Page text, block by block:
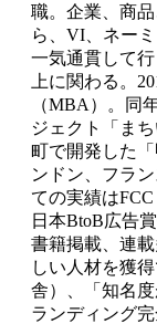
職。企業、商
ら、VI、ネー
一気通貫して
上に関わる。
（MBA）。同
ジェクト「ま
町で開発した
ンドン、フラ
ての実績は
日本BtoB広告
書籍掲載、連
しい人材を獲
舎）、「知名
ランディング